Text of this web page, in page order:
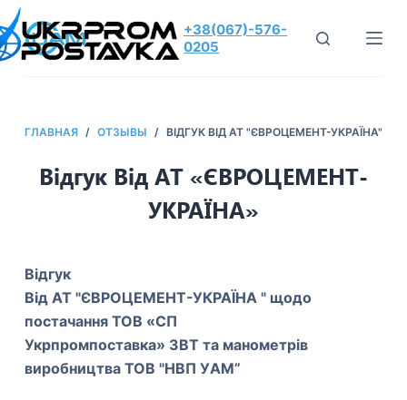
П
е
т
и
+38(067)-576-
0205
ГЛАВНАЯ / ОТЗЫВЫ / ВІДГУК ВІД АТ "ЄВРОЦЕМЕНТ-УКРАЇНА"
Відгук Від АТ «ЄВРОЦЕМЕНТ-
УКРАЇНА»
Відгук
Від АТ "ЄВРОЦЕМЕНТ-УКРАЇНА " щодо
постачання ТОВ «СП
Укрпромпоставка» ЗВТ та манометрів
виробництва ТОВ "НВП УAM”